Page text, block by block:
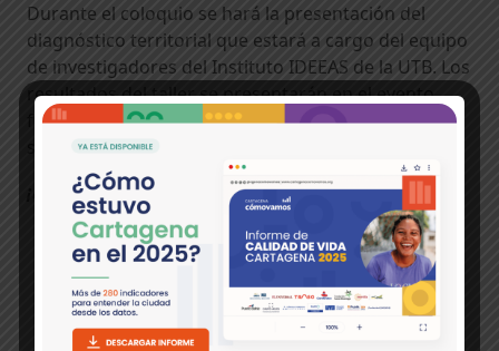
Durante el coloquio se hará la presentación del
diagnóstico territorial que estará a cargo del equipo
de investigadores del Instituto IDEEAS de la UTB. Los
resultados del taller se presentarán en el evento
final de Casa Grande Caribe, a realizarse el 4 de
septiembre de 2023.
¡Puedes confirmar tu asistencia aquí!